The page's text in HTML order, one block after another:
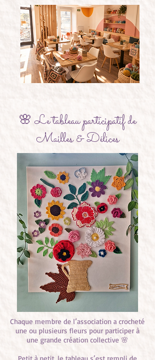
🌸 Le tableau participatif de
Mailles & Délices
Chaque membre de l’association a crocheté
une ou plusieurs fleurs pour participer à
une grande création collective 🌸